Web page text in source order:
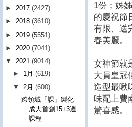
1份；姊
的慶祝節
有限、送
春美麗。
女神節就
大員皇冠
造型最啾
味配上費
驚喜感。
► 2017 (2427)
► 2018 (3610)
► 2019 (5551)
► 2020 (7041)
▼ 2021 (9014)
► 1月(619)
▼ 2月(600)
跨領域「課」製化
成大首創15+3週
課程